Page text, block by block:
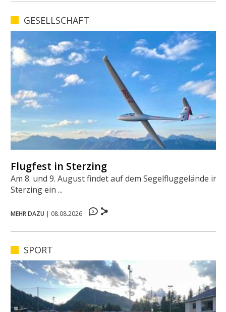
GESELLSCHAFT
Flugfest in Sterzing
Am 8. und 9. August findet auf dem Segelfluggelände in
Sterzing ein ...
MEHR DAZU | 08.08.2026 0
SPORT